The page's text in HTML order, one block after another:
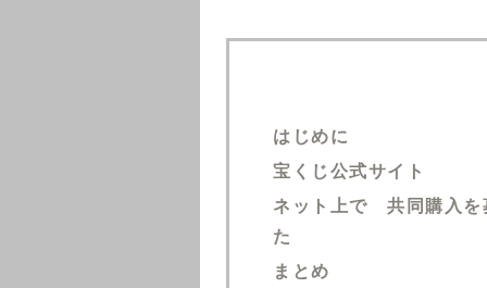
はじめに
宝くじ公式サイト
ネット上で 共同購入を
た
まとめ